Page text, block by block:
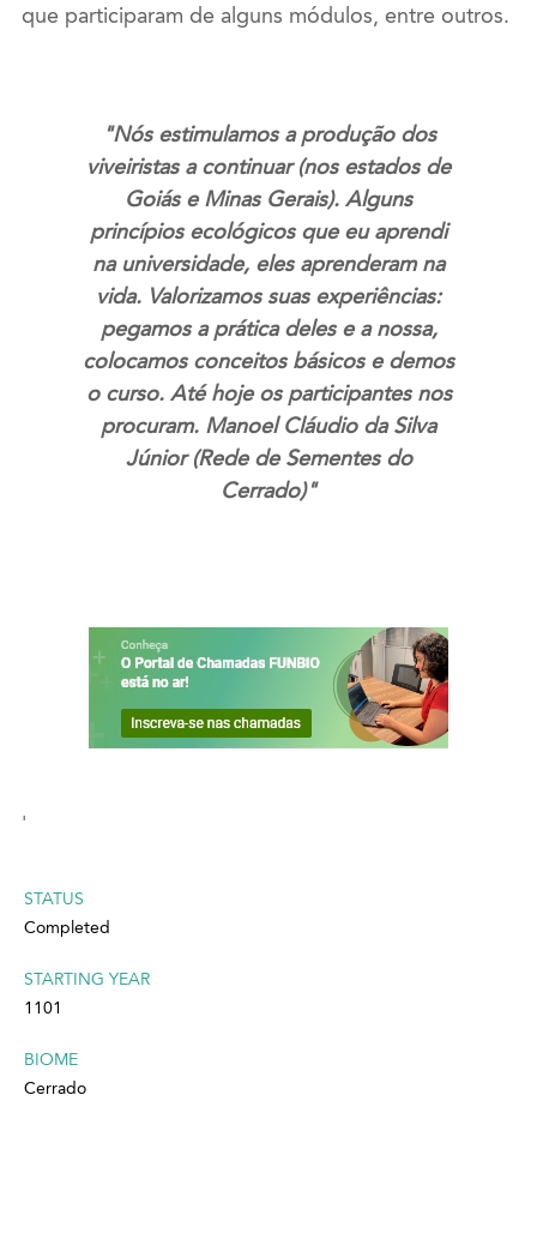
que participaram de alguns módulos, entre outros.
"Nós estimulamos a produção dos
viveiristas a continuar (nos estados de
Goiás e Minas Gerais). Alguns
princípios ecológicos que eu aprendi
na universidade, eles aprenderam na
vida. Valorizamos suas experiências:
pegamos a prática deles e a nossa,
colocamos conceitos básicos e demos
o curso. Até hoje os participantes nos
procuram. Manoel Cláudio da Silva
Júnior (Rede de Sementes do
Cerrado)"
'
STATUS
Completed
STARTING YEAR
1101
BIOME
Cerrado